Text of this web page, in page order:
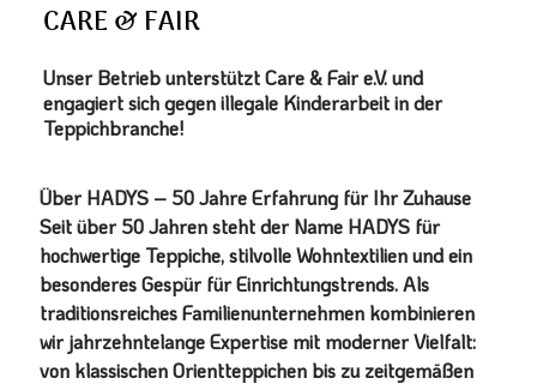
CARE & FAIR
Unser Betrieb unterstützt Care & Fair e.V. und
engagiert sich gegen illegale Kinderarbeit in der
Teppichbranche!
Über HADYS – 50 Jahre Erfahrung für Ihr Zuhause
Seit über 50 Jahren steht der Name HADYS für
hochwertige Teppiche, stilvolle Wohntextilien und ein
besonderes Gespür für Einrichtungstrends. Als
traditionsreiches Familienunternehmen kombinieren
wir jahrzehntelange Expertise mit moderner Vielfalt:
von klassischen Orientteppichen bis zu zeitgemäßen